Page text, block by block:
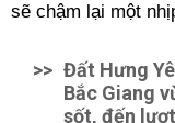
sẽ chậm lại một
>> Đất Hưng
Bắc Giang
sốt, đến